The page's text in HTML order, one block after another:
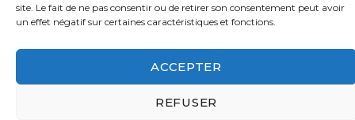
site. Le fait de ne pas consentir ou de retirer son consentement peut avoir
un effet négatif sur certaines caractéristiques et fonctions.
ACCEPTER
REFUSER